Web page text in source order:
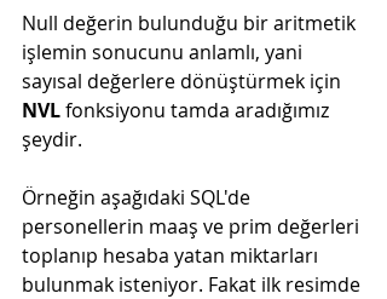
Null değerin bulunduğu bir aritmetik
işlemin sonucunu anlamlı, yani
sayısal değerlere dönüştürmek için
NVL fonksiyonu tamda aradığımız
şeydir.
Örneğin aşağıdaki SQL'de
personellerin maaş ve prim değerleri
toplanıp hesaba yatan miktarları
bulunmak isteniyor. Fakat ilk resimde